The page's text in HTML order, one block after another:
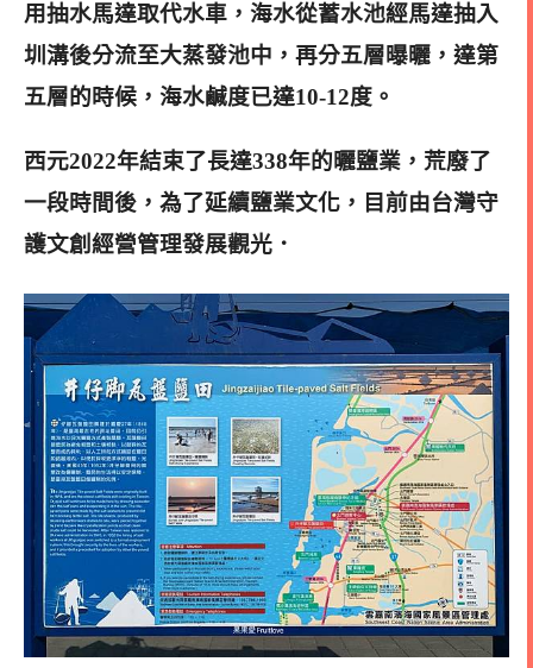
用抽水馬達取代水車，海水從蓄水池經馬達抽入
圳溝後分流至大蒸發池中，再分五層曝曬，達第
五層的時候，海水鹹度已達10-12度。
西元2022年結束了長達338年的曬鹽業，荒廢了
一段時間後，為了延續鹽業文化，目前由台灣守
護文創經營管理發展觀光．